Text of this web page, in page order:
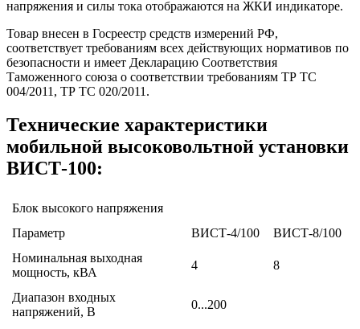
напряжения и силы тока отображаются на ЖКИ индикаторе.
Товар внесен в Госреестр средств измерений РФ,
соответствует требованиям всех действующих нормативов по
безопасности и имеет Декларацию Соответствия
Таможенного союза о соответствии требованиям ТР ТС
004/2011, ТР ТС 020/2011.
Технические характеристики
мобильной высоковольтной установки
ВИСТ-100:
Блок высокого напряжения
Параметр
ВИСТ-4/100
ВИСТ-8/100
Номинальная выходная
мощность, кВА
4 8
Диапазон входных
напряжений, В
0...200